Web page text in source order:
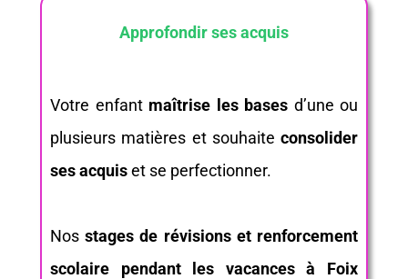
Approfondir ses acquis
Votre enfant maîtrise les bases d’une ou
plusieurs matières et souhaite consolider
ses acquiset se perfectionner.
Nosstages de révisions et renforcement
scolaire pendant les vacances à Foix